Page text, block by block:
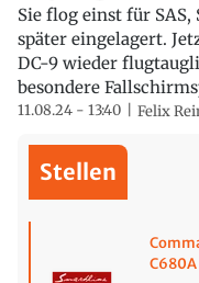
Sie flog einst für
später eingelagert.
DC-9 wieder
besondere
11.08.24 - 13:40 Felix
Stellen